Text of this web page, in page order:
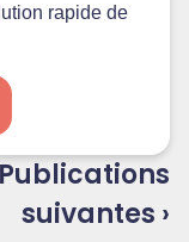
rapide de
Publications
suivantes ›